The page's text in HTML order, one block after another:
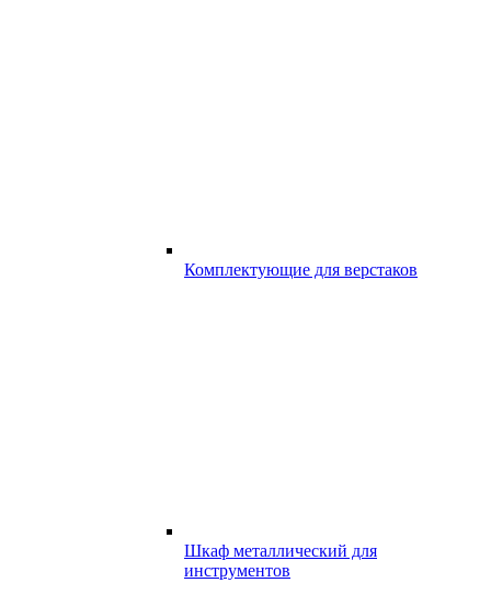
Комплектующие для верстаков
Шкаф металлический для
инструментов